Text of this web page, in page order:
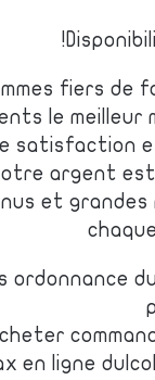
fiers de
le meilleur
satisfaction
argent est
et grandes
ordonnance
en ligne